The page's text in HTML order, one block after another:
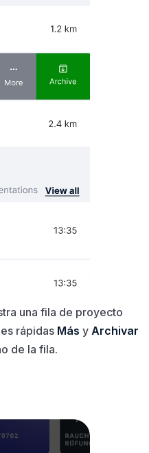
una fila de proyecto
rápidas Más y Archivar
de la fila.